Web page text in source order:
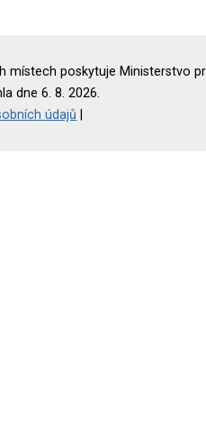
místech poskytuje Ministerstvo
dne 6. 8. 2026.
údajů